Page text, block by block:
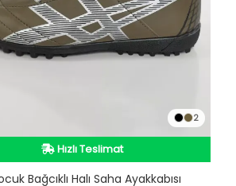
2
Hızlı Teslimat
Hızlı Teslimat
Bağcıklı Halı Saha Ayakkabısı